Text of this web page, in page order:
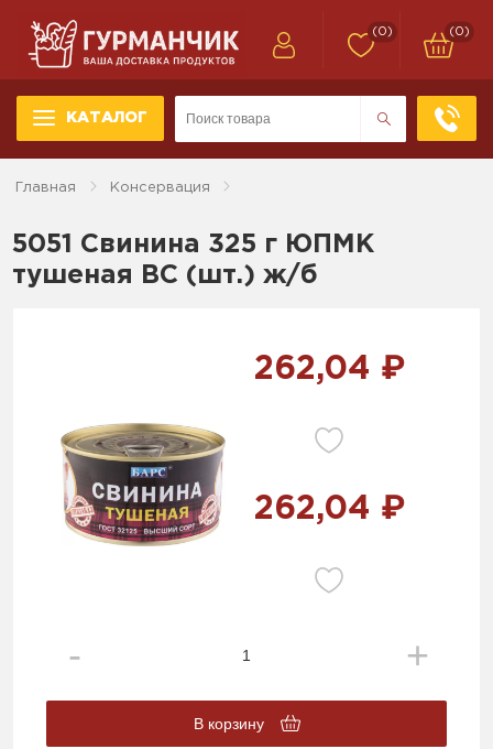
КАТАЛОГ
(0) (0)
Главная Консервация
5051 Свинина 325 г ЮПМК
тушеная ВС (шт.) ж/б
262,04 ₽
262,04 ₽
В корзину